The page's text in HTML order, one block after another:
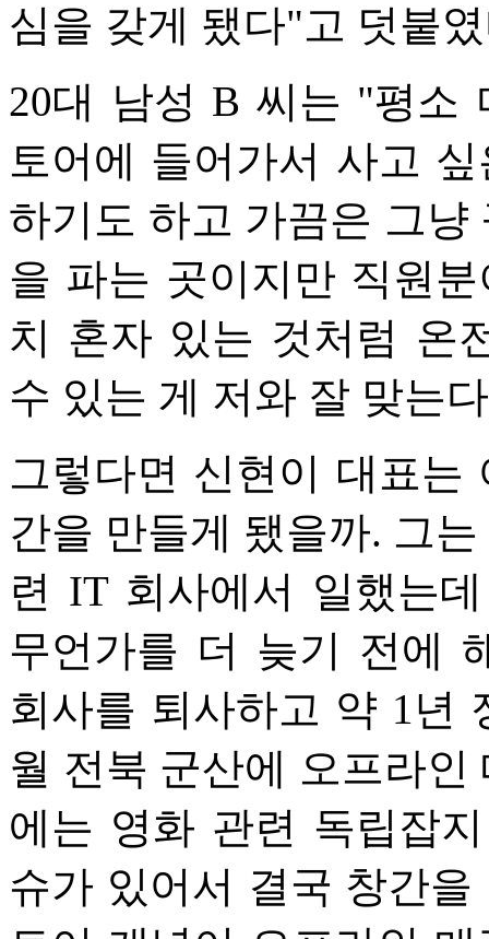
심을 갖게 됐다"고 덧붙
20대 남성 B 씨는 "평소
토어에 들어가서 사고
하기도 하고 가끔은 그
을 파는 곳이지만 직원
치 혼자 있는 것처럼 온
수 있는 게 저와 잘 맞는
그렇다면 신현이 대표는
간을 만들게 됐을까. 그
련 IT 회사에서 일했는
무언가를 더 늦기 전에
회사를 퇴사하고 약 1년
월 전북 군산에 오프라
에는 영화 관련 독립잡
슈가 있어서 결국 창간